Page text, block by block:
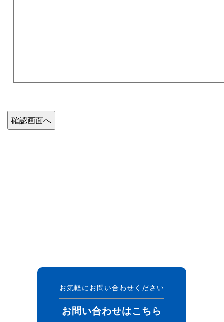
お気軽にお問い合わせください
お問い合わせはこちら